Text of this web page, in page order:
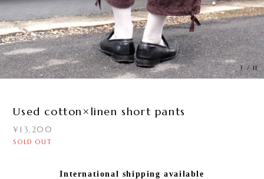
3/ 11
Used cotton×linen short pants
¥13,200
SOLD OUT
International shipping available